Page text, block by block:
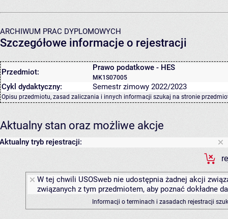
ARCHIWUM PRAC DYPLOMOWYCH
Szczegółowe informacje o rejestracji
Przedmiot: Prawo podatkowe - HES
MK1S07005
Cykl dydaktyczny: Semestr zimowy 2022/2023
Opisu przedmiotu, zasad zaliczania i innych informacji szukaj na stronie
Aktualny stan oraz możliwe akcje
Aktualny tryb rejestracji:
W tej chwili USOSweb nie udostępnia żadnej akcji
związanych z tym przedmiotem, aby poznać dokładne
Informacji o terminach i zasadach rejestracji